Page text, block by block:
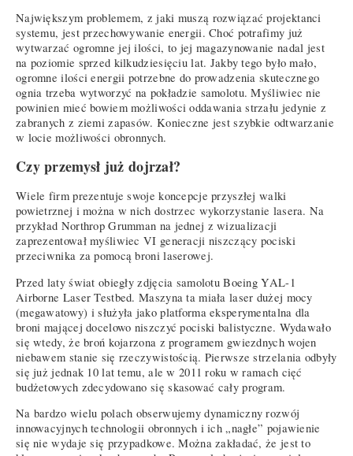
Największym problemem, z jaki muszą rozwiązać projektanci
systemu, jest przechowywanie energii. Choć potrafimy już
wytwarzać ogromne jej ilości, to jej magazynowanie nadal jest
na poziomie sprzed kilkudziesięciu lat. Jakby tego było mało,
ogromne ilości energii potrzebne do prowadzenia skutecznego
ognia trzeba wytworzyć na pokładzie samolotu. Myśliwiec nie
powinien mieć bowiem możliwości oddawania strzału jedynie z
zabranych z ziemi zapasów. Konieczne jest szybkie odtwarzanie
w locie możliwości obronnych.
Czy przemysł już dojrzał?
Wiele firm prezentuje swoje koncepcje przyszłej walki
powietrznej i można w nich dostrzec wykorzystanie lasera. Na
przykład Northrop Grumman na jednej z wizualizacji
zaprezentował myśliwiec VI generacji niszczący pociski
przeciwnika za pomocą broni laserowej.
Przed laty świat obiegły zdjęcia samolotu Boeing YAL-1
Airborne Laser Testbed. Maszyna ta miała laser dużej mocy
(megawatowy) i służyła jako platforma eksperymentalna dla
broni mającej docelowo niszczyć pociski balistyczne. Wydawało
się wtedy, że broń kojarzona z programem gwiezdnych wojen
niebawem stanie się rzeczywistością. Pierwsze strzelania odbyły
się już jednak 10 lat temu, ale w 2011 roku w ramach cięć
budżetowych zdecydowano się skasować cały program.
Na bardzo wielu polach obserwujemy dynamiczny rozwój
innowacyjnych technologii obronnych i ich „nagłe” pojawienie
się nie wydaje się przypadkowe. Można zakładać, że jest to